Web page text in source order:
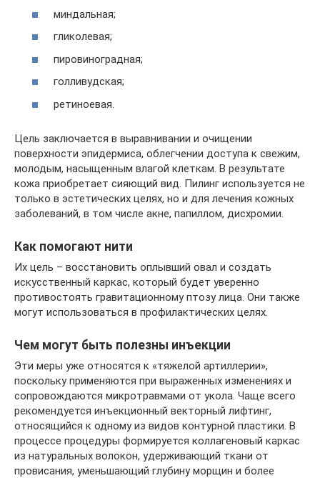
миндальная;
гликолевая;
пировиноградная;
голливудская;
ретиноевая.
Цель заключается в выравнивании и очищении
поверхности эпидермиса, облегчении доступа к свежим,
молодым, насыщенным влагой клеткам. В результате
кожа приобретает сияющий вид. Пилинг используется не
только в эстетических целях, но и для лечения кожных
заболеваний, в том числе акне, папиллом, дисхромии.
Как помогают нити
Их цель – восстановить оплывший овал и создать
искусственный каркас, который будет уверенно
противостоять гравитационному птозу лица. Они также
могут использоваться в профилактических целях.
Чем могут быть полезны инъекции
Эти меры уже относятся к «тяжелой артиллерии»,
поскольку применяются при выраженных изменениях и
сопровождаются микротравмами от укола. Чаще всего
рекомендуется инъекционный векторный лифтинг,
относящийся к одному из видов контурной пластики. В
процессе процедуры формируется коллагеновый каркас
из натуральных волокон, удерживающий ткани от
провисания, уменьшающий глубину морщин и более